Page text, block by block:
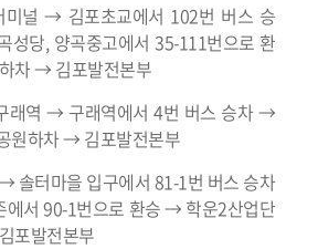
미널 → 김포초교에서 102번 버스 승
성당, 양곡중고에서 35-111번으로 환
차 → 김포발전본부
래역 → 구래역에서 4번 버스 승차 →
원하차 → 김포발전본부
솔터마을 입구에서 81-1번 버스 승차
서 90-1번으로 환승 → 학운2산업단
포발전본부